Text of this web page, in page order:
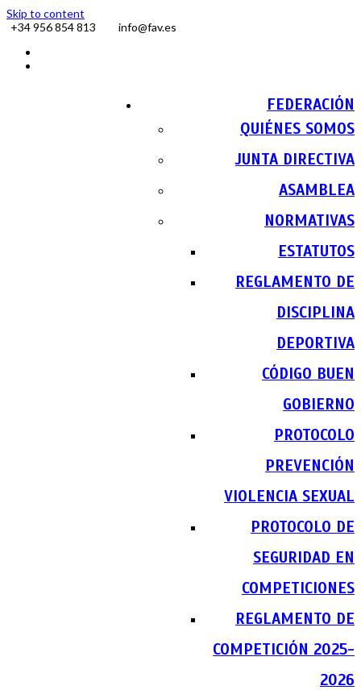
Skip to content
+34 956 854 813
info@fav.es
FEDERACIÓN
QUIÉNES SOMOS
JUNTA DIRECTIVA
ASAMBLEA
NORMATIVAS
ESTATUTOS
REGLAMENTO DE
DISCIPLINA
DEPORTIVA
CÓDIGO BUEN
GOBIERNO
PROTOCOLO
PREVENCIÓN
VIOLENCIA SEXUAL
PROTOCOLO DE
SEGURIDAD EN
COMPETICIONES
REGLAMENTO DE
COMPETICIÓN 2025-
2026